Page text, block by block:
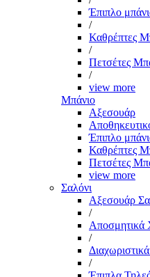
Έπιπλο
/
Καθρέπτες
/
Πετσέτες
/
view more
Μπάνιο
Αξεσουάρ
Έπιπλο
Καθρέπτες
Πετσέτες
view more
Σαλόνι
Αξεσουάρ
/
Αποσμητικά
/
/